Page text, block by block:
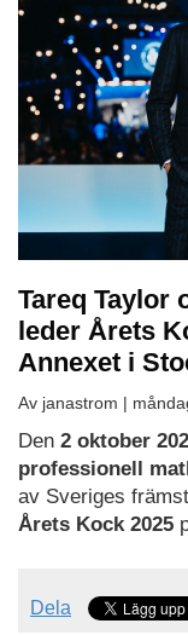
Tareq Taylor
leder Årets
Annexet i
Av janastrom |
Den 2 oktober
professionell
av Sveriges
Årets Kock 2025
Dela